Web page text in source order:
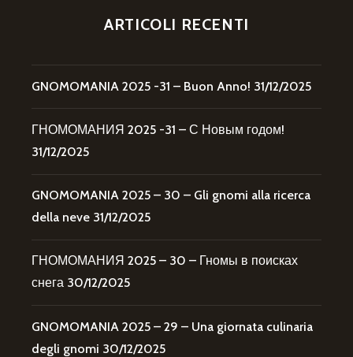
ARTICOLI RECENTI
GNOMOMANIA 2025 -31 – Buon Anno! 31/12/2025
ГНОМОМАНИЯ 2025 -31 – С Новым годом!
31/12/2025
GNOMOMANIA 2025 – 30 – Gli gnomi alla ricerca
della neve 31/12/2025
ГНОМОМАНИЯ 2025 – 30 – Гномы в поисках
снега 30/12/2025
GNOMOMANIA 2025 – 29 – Una giornata culinaria
degli gnomi 30/12/2025